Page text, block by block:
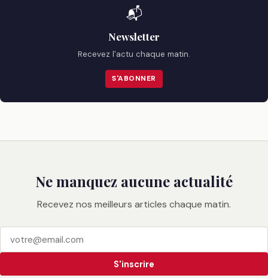
📬
Newsletter
Recevez l'actu chaque matin.
S'ABONNER
Ne manquez aucune actualité
Recevez nos meilleurs articles chaque matin.
S'inscrire